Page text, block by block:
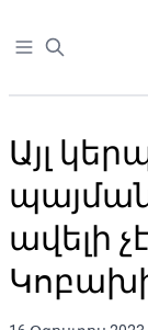
Open sidebar
Այլ
ավելի